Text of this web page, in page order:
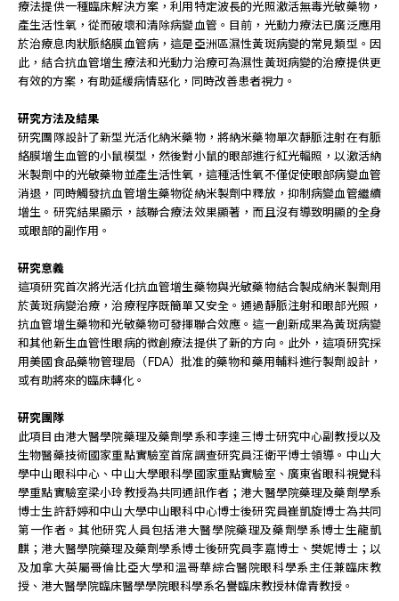
療法提供一種臨床解決方案，利用特定波長的光照激活無毒光敏藥物，
產生活性氧，從而破壞和清除病變血管。目前，光動力療法已廣泛應用
於治療息肉狀脈絡膜血管病，這是亞洲區濕性黃斑病變的常見類型。因
此，結合抗血管增生療法和光動力治療可為濕性黃斑病變的治療提供更
有效的方案，有助延緩病情惡化，同時改善患者視力。
研究方法及結果
研究團隊設計了新型光活化納米藥物，將納米藥物單次靜脈注射在有脈
絡膜增生血管的小鼠模型，然後對小鼠的眼部進行紅光輻照，以激活納
米製劑中的光敏藥物並產生活性氧，這種活性氧不僅促使眼部病變血管
消退，同時觸發抗血管增生藥物從納米製劑中釋放，抑制病變血管繼續
增生。研究結果顯示，該聯合療法效果顯著，而且沒有導致明顯的全身
或眼部的副作用。
研究意義
這項研究首次將光活化抗血管增生藥物與光敏藥物結合製成納米製劑用
於黃斑病變治療，治療程序既簡單又安全。通過靜脈注射和眼部光照，
抗血管增生藥物和光敏藥物可發揮聯合效應。這一創新成果為黃斑病變
和其他新生血管性眼病的微創療法提供了新的方向。此外，這項研究採
用美國食品藥物管理局（FDA）批准的藥物和藥用輔料進行製劑設計，
或有助將來的臨床轉化。
研究團隊
此項目由港大醫學院藥理及藥劑學系和李達三博士研究中心副教授以及
生物醫藥技術國家重點實驗室首席調查研究員汪衛平博士領導。中山大
學中山眼科中心、中山大學眼科學國家重點實驗室、廣東省眼科視覺科
學重點實驗室梁小玲教授為共同通訊作者；港大醫學院藥理及藥劑學系
博士生許舒婷和中山大學中山眼科中心博士後研究員崔凱旋博士為共同
第一作者。其他研究人員包括港大醫學院藥理及藥劑學系博士生龍凱
麒；港大醫學院藥理及藥劑學系博士後研究員李嘉博士、樊妮博士；以
及加拿大英屬哥倫比亞大學和溫哥華綜合醫院眼科學系主任兼臨床教
授、港大醫學院臨床醫學學院眼科學系名譽臨床教授林偉青教授。